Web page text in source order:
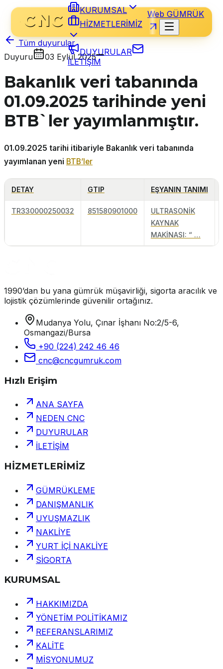
KURUMSAL
HİZMETLERİMİZ
DUYURULAR
İLETİŞİM
Web GÜMRÜK
Tüm duyurular
Duyuru
03 Eylül 2025
Bakanlık veri tabanında
01.09.2025 tarihinde yeni
BTB`ler yayımlanmıştır.
01.09.2025 tarihi itibariyle Bakanlık veri tabanında
yayımlanan yeni BTB’ler
DETAY GTIP EŞYANIN TANIMI
TR330000250032 851580901000
ULTRASONİK
KAYNAK
MAKİNASI: “ …
1990’dan bu yana gümrük müşavirliği, sigorta aracılık ve
lojistik çözümlerinde güvenilir ortağınız.
Mudanya Yolu, Çınar İşhanı No:2/5-6,
Osmangazi/Bursa
+90 (224) 242 46 46
cnc@cncgumruk.com
Hızlı Erişim
ANA SAYFA
NEDEN CNC
DUYURULAR
İLETİŞİM
HİZMETLERİMİZ
GÜMRÜKLEME
DANIŞMANLIK
UYUŞMAZLIK
NAKLİYE
YURT İÇİ NAKLİYE
SİGORTA
KURUMSAL
HAKKIMIZDA
YÖNETİM POLİTİKAMIZ
REFERANSLARIMIZ
KALİTE
MİSYONUMUZ